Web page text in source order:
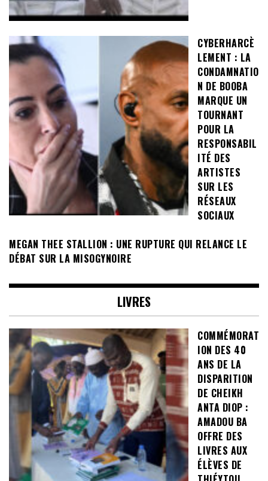
CYBERHARCÈ
LEMENT : LA
CONDAMNATIO
N DE BOOBA
MARQUE UN
TOURNANT
POUR LA
RESPONSABIL
ITÉ DES
ARTISTES
SUR LES
RÉSEAUX
SOCIAUX
MEGAN THEE STALLION : UNE RUPTURE QUI RELANCE LE
DÉBAT SUR LA MISOGYNOIRE
LIVRES
COMMÉMORAT
ION DES 40
ANS DE LA
DISPARITION
DE CHEIKH
ANTA DIOP :
AMADOU BA
OFFRE DES
LIVRES AUX
ÉLÈVES DE